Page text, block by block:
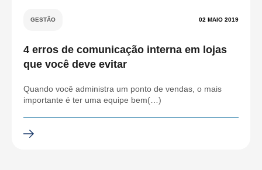
GESTÃO 02 MAIO 2019
4 erros de comunicação interna em lojas
que você deve evitar
Quando você administra um ponto de vendas, o mais
importante é ter uma equipe bem(…)